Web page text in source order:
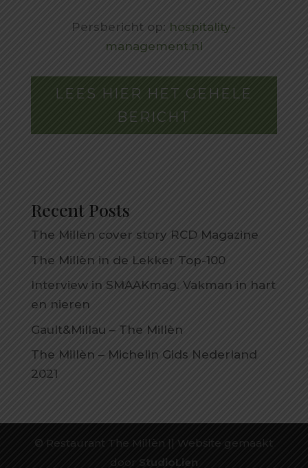
Persbericht op: hospitality-
management.nl
LEES HIER HET GEHELE
BERICHT
Recent Posts
The Millèn cover story RCD Magazine
The Millèn in de Lekker Top-100
Interview in SMAAKmag. Vakman in hart
en nieren
Gault&Millau – The Millèn
The Millèn – Michelin Gids Nederland
2021
© Restaurant The Millèn || Website gemaakt
door StudioLien